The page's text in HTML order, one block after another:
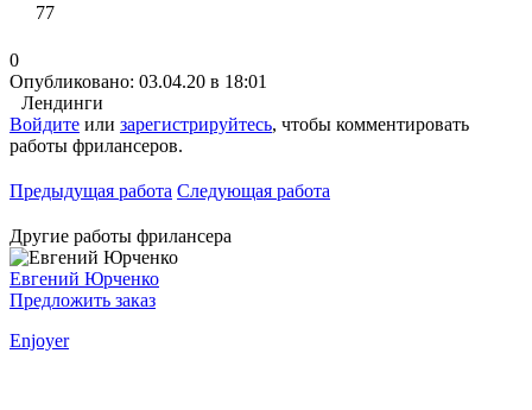
77
0
Опубликовано: 03.04.20 в 18:01
Лендинги
Войдите или зарегистрируйтесь, чтобы комментировать
работы фрилансеров.
Предыдущая работа Следующая работа
Другие работы фрилансера
Евгений Юрченко
Предложить заказ
Enjoyer